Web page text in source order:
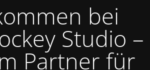
bei
Studio –
Partner für